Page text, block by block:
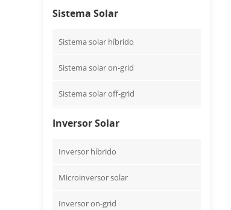
Sistema Solar
Sistema solar híbrido
Sistema solar on-grid
Sistema solar off-grid
Inversor Solar
Inversor híbrido
Microinversor solar
Inversor on-grid